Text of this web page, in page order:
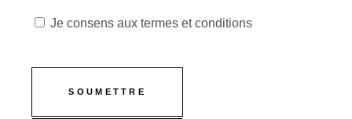
Je consens aux termes et conditions
SOUMETTRE